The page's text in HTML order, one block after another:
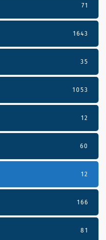
71
1643
35
1053
12
60
12
166
81